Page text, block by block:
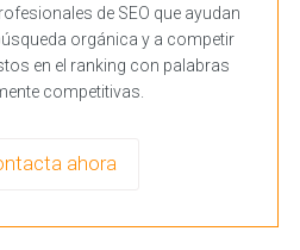
de SEO que ayudan
orgánica y a competir
en el ranking con palabras
competitivas.
ahora